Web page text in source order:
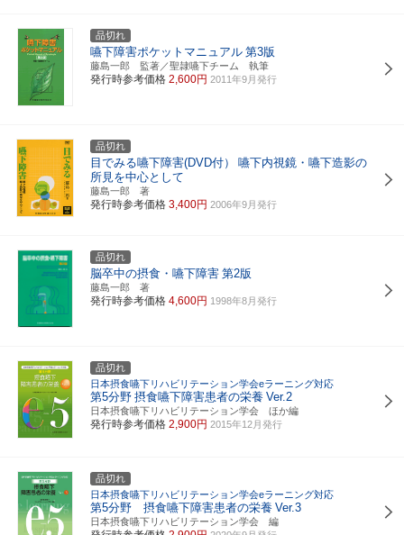
品切れ
嚥下障害ポケットマニュアル 第3版
藤島一郎 監著／聖隷嚥下チーム 執筆
発行時参考価格 2,600円 2011年9月発行
品切れ
目でみる嚥下障害(DVD付）
嚥下内視鏡・嚥下造影の
所見を中心として
藤島一郎 著
発行時参考価格 3,400円 2006年9月発行
品切れ
脳卒中の摂食・嚥下障害 第2版
藤島一郎 著
発行時参考価格 4,600円 1998年8月発行
品切れ
日本摂食嚥下リハビリテーション学会eラーニング対応
第5分野 摂食嚥下障害患者の栄養 Ver.2
日本摂食嚥下リハビリテーション学会 ほか編
発行時参考価格 2,900円 2015年12月発行
品切れ
日本摂食嚥下リハビリテーション学会eラーニング対応
第5分野 摂食嚥下障害患者の栄養 Ver.3
日本摂食嚥下リハビリテーション学会 編